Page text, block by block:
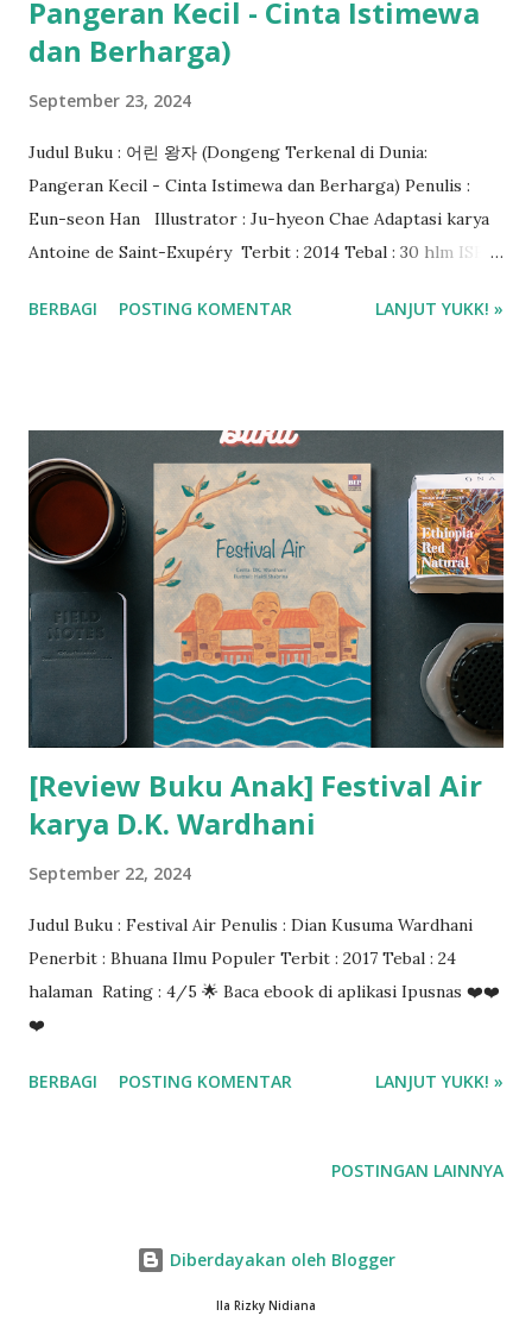
Pangeran Kecil - Cinta Istimewa
dan Berharga)
September 23, 2024
Judul Buku : 어린 왕자 (Dongeng Terkenal di Dunia:
Pangeran Kecil - Cinta Istimewa dan Berharga) Penulis :
Eun-seon Han Illustrator : Ju-hyeon Chae Adaptasi karya
Antoine de Saint-Exupéry Terbit : 2014 Tebal : 30 hlm ISBN
Anak Korea 어린 왕자 (Dongeng Terkenal di Dunia:
si Pangeran Cilik. Sebagai pembaca yang nggak terlalu
familiar dengan kisah klasik, aku butuh waktu lama untuk
paham isi novelnya. Tapi, buku anak ini justru ngasih
pemahaman baru bahwa kisah pangeran cilik ini benar-
benar ringan. Tentu saja dalam sudut pandang anak-anak
yaa~ Nah, apa sih ceritanya? Di langit yang jauh di luar Bima
Sakti, ada sebuah bintang yang sangat kecil. Bintang itu
begitu kecil sehingga jika kamu berjalan beberapa langkah
saja...
BERBAGI POSTING KOMENTAR LANJUT YUKK! »
[Review Buku Anak] Festival Air
karya D.K. Wardhani
September 22, 2024
Judul Buku : Festival Air Penulis : Dian Kusuma Wardhani
Penerbit : Bhuana Ilmu Populer Terbit : 2017 Tebal : 24
halaman Rating : 4/5 🌟 Baca ebook di aplikasi Ipusnas ❤️❤️
❤️
BERBAGI POSTING KOMENTAR LANJUT YUKK! »
POSTINGAN LAINNYA
Diberdayakan oleh Blogger
Ila Rizky Nidiana